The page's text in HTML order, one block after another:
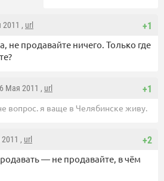
+1
2011 , url
не продавайте ничего. Только где
+1
Мая 2011 , url
вопрос. я ваще в Челябинске живу.
+2
, url
— не продавайте, в чём